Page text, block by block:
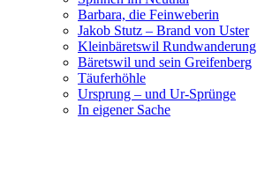
Barbara, die Feinweberin
Jakob Stutz – Brand von Uster
Kleinbäretswil Rundwanderung
Bäretswil und sein Greifenberg
Täuferhöhle
Ursprung – und Ur-Sprünge
In eigener Sache